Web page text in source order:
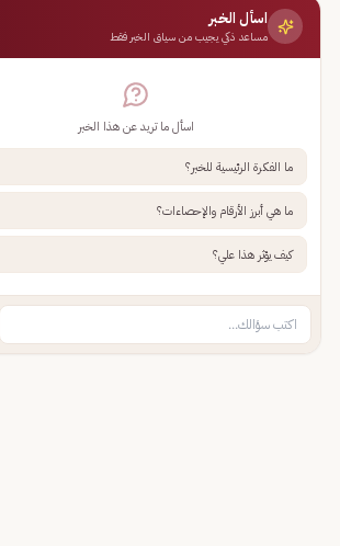
اسأل الخبر
مساعد ذكي يجيب من سياق الخبر فقط
اسأل ما تريد عن هذا الخبر
ما الفكرة الرئيسية للخبر؟
ما هي أبرز الأرقام والإحصاءات؟
كيف يؤثر هذا علي؟